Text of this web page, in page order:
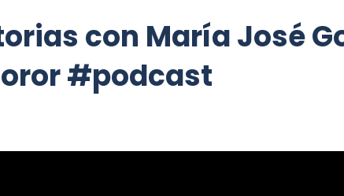
con María José
#podcast